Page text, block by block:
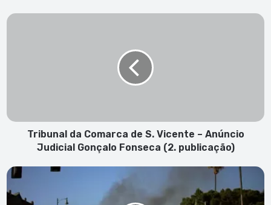
Tribunal
Judicial
Gonçalo
publicação)
Tribunal da Comarca de S. Vicente – Anúncio
Judicial Gonçalo Fonseca (2. publicação)
Dezenas
detidos